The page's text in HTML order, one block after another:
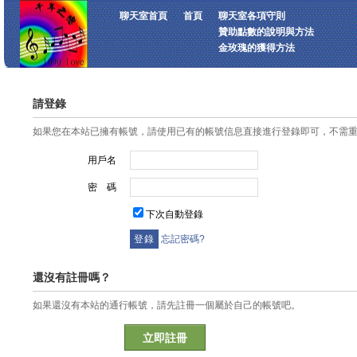
聊天室首頁 首頁
聊天室各項守則
贊助點數的說明與方法
金玫瑰的獲得方法
請登錄
如果您在本站已擁有帳號，請使用已有的帳號信息直接進行登錄即可，不需
用戶名
密 碼
下次自動登錄
忘記密碼?
還沒有註冊嗎？
如果還沒有本站的通行帳號，請先註冊一個屬於自己的帳號吧。
立即註冊